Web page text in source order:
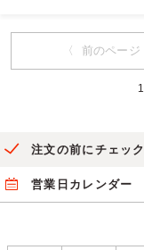
〈 前のページ
注文の前にチェック
営業日カレンダー